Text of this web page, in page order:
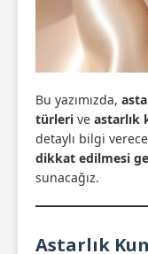
Bu yazımızda,
türleri ve astarlık
detaylı bilgi
dikkat edilmesi
sunacağız.
Astarlık